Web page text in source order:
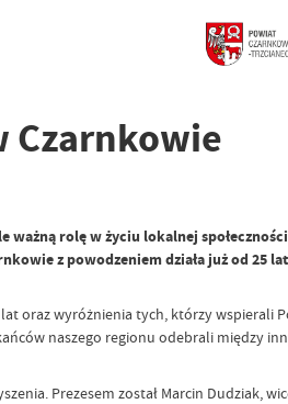
Czarnkowie
ważną rolę w życiu lokalnej
z powodzeniem działa już od
oraz wyróżnienia tych, którzy wspierali
naszego regionu odebrali między
Prezesem został Marcin Dudziak,